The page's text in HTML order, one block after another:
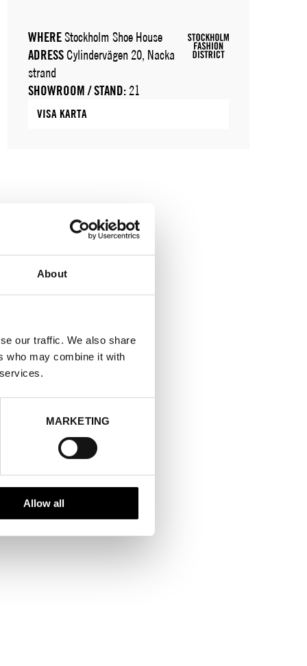
About
our traffic. We also share
who may combine it with
MARKETING
Allow all
WHEREStockholm Shoe House
ADRESSCylindervägen 20, Nacka
strand
SHOWROOM / STAND: 21
VISA KARTA